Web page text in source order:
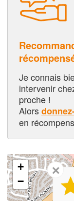
Je connais
intervenir
proche !
Alors
en
+
−
✕